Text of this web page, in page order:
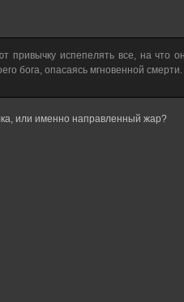
привычку испепелять все, на что
бога, опасаясь мгновенной смерти.
или именно направленный жар?